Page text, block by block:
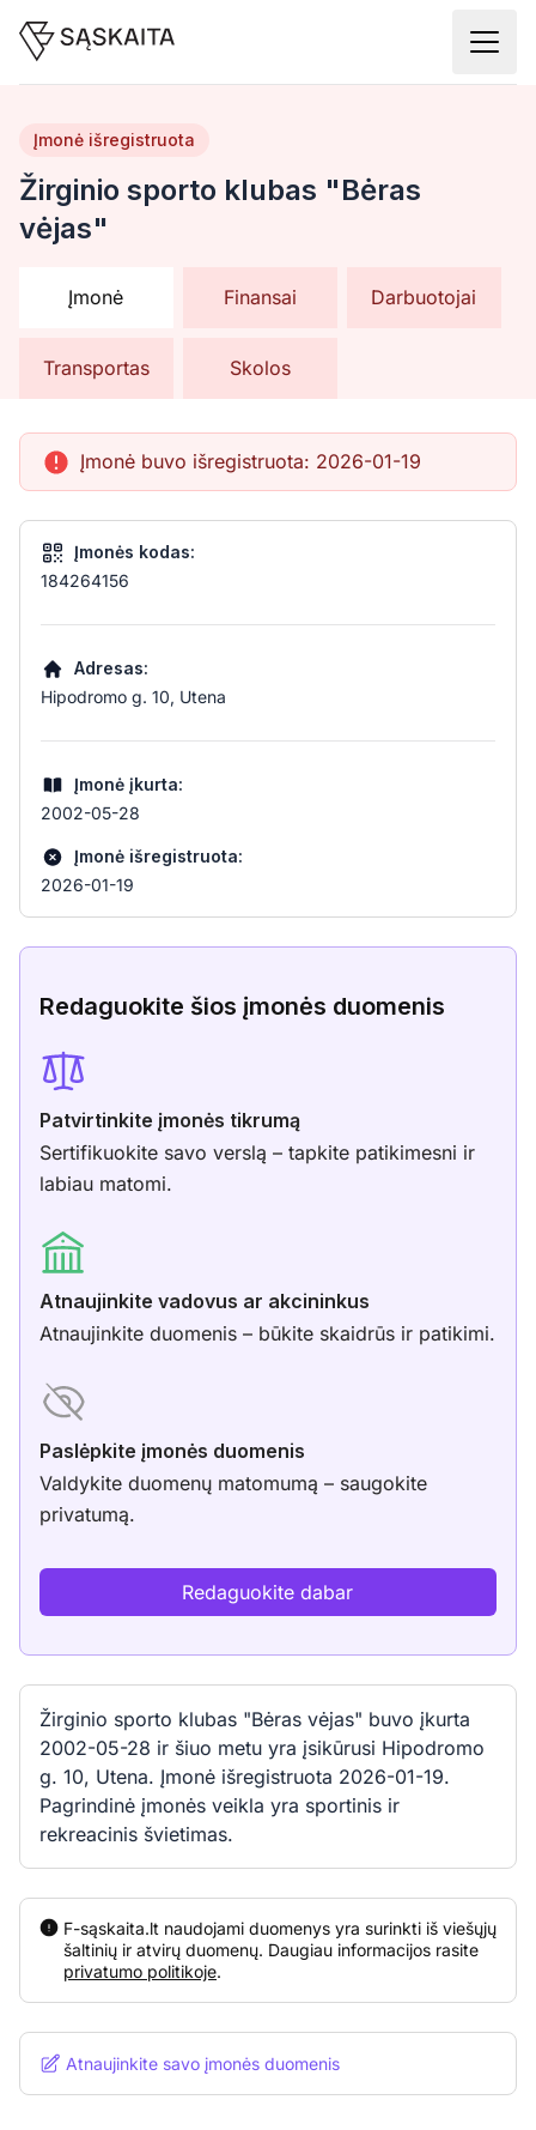
Žirginio sporto klubas "Bėras
vėjas"
Įmonė išregistruota
Įmonė Finansai Darbuotojai
Transportas Skolos
Įmonė buvo išregistruota: 2026-01-19
Įmonės kodas:
184264156
Adresas:
Hipodromo g. 10, Utena
Įmonė įkurta:
2002-05-28
Įmonė išregistruota:
2026-01-19
Redaguokite šios įmonės duomenis
Patvirtinkite įmonės tikrumą
Sertifikuokite savo verslą – tapkite patikimesni ir
labiau matomi.
Atnaujinkite vadovus ar akcininkus
Atnaujinkite duomenis – būkite skaidrūs ir patikimi.
Paslėpkite įmonės duomenis
Valdykite duomenų matomumą – saugokite
privatumą.
Redaguokite dabar
Žirginio sporto klubas "Bėras vėjas" buvo įkurta
2002-05-28 ir šiuo metu yra įsikūrusi Hipodromo
g. 10, Utena. Įmonė išregistruota 2026-01-19.
Pagrindinė įmonės veikla yra sportinis ir
rekreacinis švietimas.
F-sąskaita.lt naudojami duomenys yra surinkti iš viešųjų
šaltinių ir atvirų duomenų. Daugiau informacijos rasite
privatumo politikoje.
Atnaujinkite savo įmonės duomenis